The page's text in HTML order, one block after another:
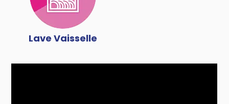
Lave Vaisselle